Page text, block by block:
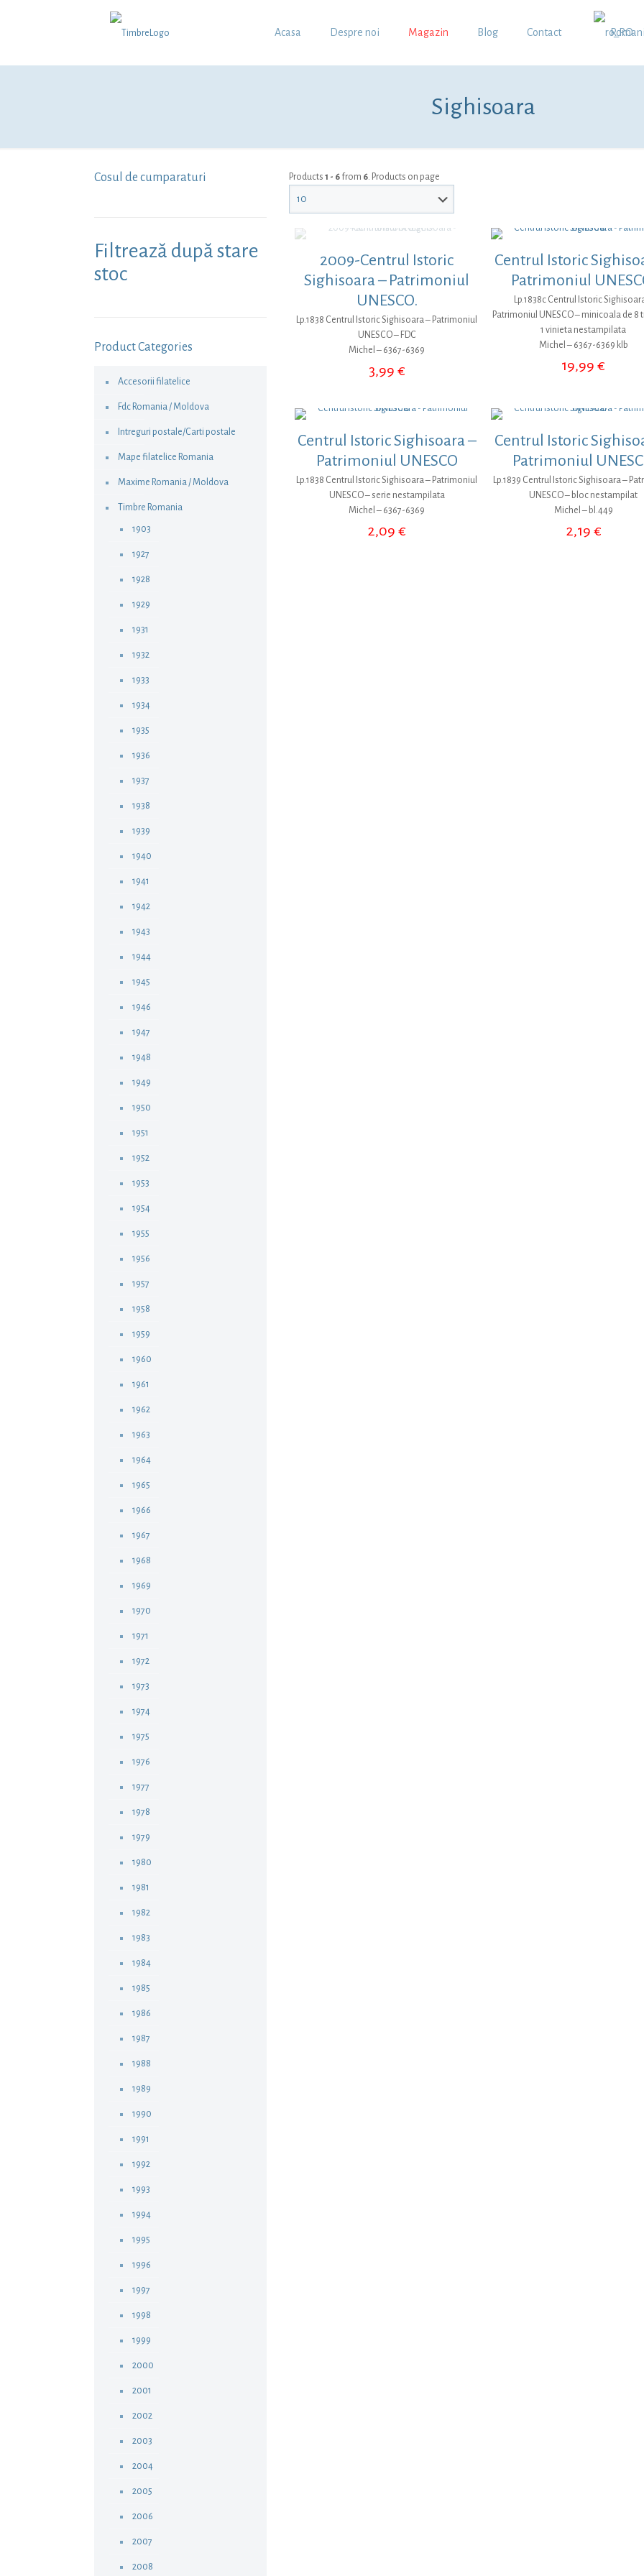
Acasa Despre noi Magazin Blog Contact
Sighisoara
Products 1 - 6from 6. Products on page
2009-Centrul Istoric
Sighisoara – Patrimoniul
UNESCO.
Lp.1838 Centrul Istoric Sighisoara – Patrimoniul
UNESCO – FDC
Michel – 6367-6369
3,99 €
Centrul Istoric
Patrimoniul
Lp.1838c Centrul Istoric
Patrimoniul UNESCO – minicoala de 8
1 vinieta nestampilata
Michel – 6367-6369 klb
19,99€
Centrul Istoric Sighisoara –
Patrimoniul UNESCO
Lp.1838 Centrul Istoric Sighisoara – Patrimoniul
UNESCO – serie nestampilata
Michel – 6367-6369
2,09€
Centrul Istoric
Patrimoniul
Lp.1839 Centrul Istoric Sighisoara –
UNESCO – bloc nestampilat
Michel – bl.449
2,19 €
Cosul de cumparaturi
Filtrează după stare
stoc
Product Categories
Accesorii filatelice
Fdc Romania / Moldova
Intreguri postale/Carti postale
Mape filatelice Romania
Maxime Romania / Moldova
Timbre Romania
1903
1927
1928
1929
1931
1932
1933
1934
1935
1936
1937
1938
1939
1940
1941
1942
1943
1944
1945
1946
1947
1948
1949
1950
1951
1952
1953
1954
1955
1956
1957
1958
1959
1960
1961
1962
1963
1964
1965
1966
1967
1968
1969
1970
1971
1972
1973
1974
1975
1976
1977
1978
1979
1980
1981
1982
1983
1984
1985
1986
1987
1988
1989
1990
1991
1992
1993
1994
1995
1996
1997
1998
1999
2000
2001
2002
2003
2004
2005
2006
2007
2008